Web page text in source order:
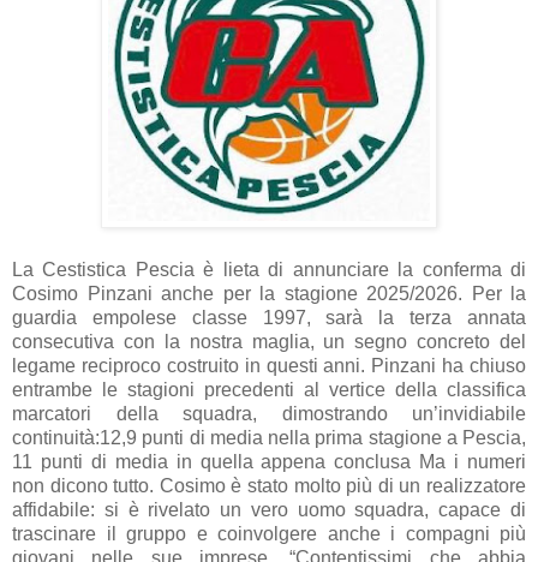
La Cestistica Pescia è lieta di annunciare la conferma di
Cosimo Pinzani anche per la stagione 2025/2026. Per la
guardia empolese classe 1997, sarà la terza annata
consecutiva con la nostra maglia, un segno concreto del
legame reciproco costruito in questi anni. Pinzani ha chiuso
entrambe le stagioni precedenti al vertice della classifica
marcatori della squadra, dimostrando un’invidiabile
continuità:12,9 punti di media nella prima stagione a Pescia,
11 punti di media in quella appena conclusa Ma i numeri
non dicono tutto. Cosimo è stato molto più di un realizzatore
affidabile: si è rivelato un vero uomo squadra, capace di
trascinare il gruppo e coinvolgere anche i compagni più
giovani nelle sue imprese. “Contentissimi che abbia